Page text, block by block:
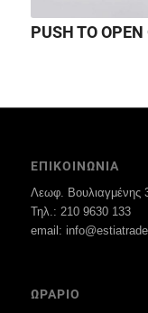
PUSH TO
ΕΠΙΚΟΙΝΩΝΙΑ
Λεωφ. Βουλιαγμένης
Τηλ.: 210 9630 133
email:
ΩΡΑΡΙΟ